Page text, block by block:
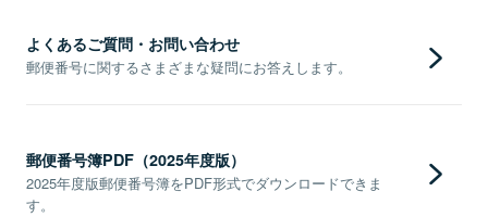
よくあるご質問・お問い合わせ
郵便番号に関するさまざまな疑問にお答えします。
郵便番号簿PDF（2025年度版）
2025年度版郵便番号簿をPDF形式でダウンロードできま
す。